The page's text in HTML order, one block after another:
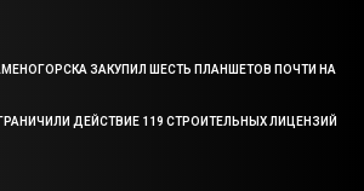
ЗАКУПИЛ ШЕСТЬ ПЛАНШЕТОВ ПОЧТИ НА
ДЕЙСТВИЕ 119 СТРОИТЕЛЬНЫХ ЛИЦЕНЗИЙ